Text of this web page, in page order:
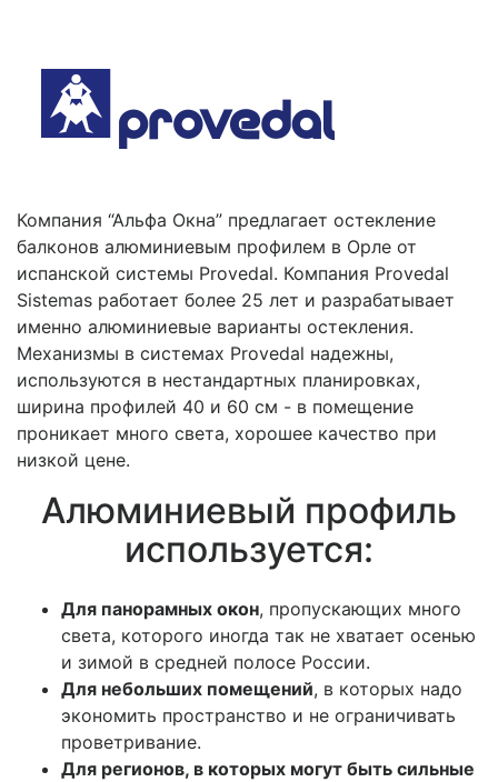
Компания “Альфа Окна” предлагает остекление
балконов алюминиевым профилем в Орле от
испанской системы Provedal. Компания Provedal
Sistemas работает более 25 лет и разрабатывает
именно алюминиевые варианты остекления.
Механизмы в системах Provedal надежны,
используются в нестандартных планировках,
ширина профилей 40 и 60 см - в помещение
проникает много света, хорошее качество при
низкой цене.
Алюминиевый профиль
используется:
Для панорамных окон, пропускающих много
света, которого иногда так не хватает осенью
и зимой в средней полосе России.
Для небольших помещений, в которых надо
экономить пространство и не ограничивать
проветривание.
Для регионов, в которых могут быть сильные